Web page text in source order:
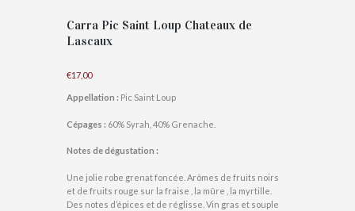
Carra Pic Saint Loup Chateaux de
Lascaux
€17,00
Appellation : Pic Saint Loup
Cépages : 60% Syrah, 40% Grenache.
Notes de dégustation :
Une jolie robe grenat foncée. Arômes de fruits noirs
et de fruits rouge sur la fraise , la mûre , la myrtille.
Des notes d’épices et de réglisse. Vin gras et souple